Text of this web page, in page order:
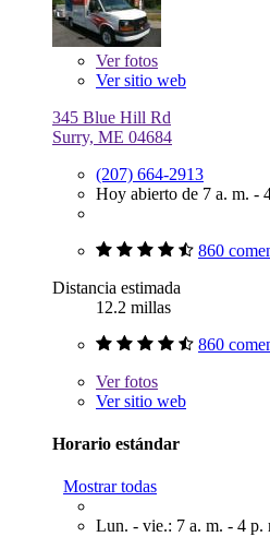
Verfotos
Ver sitio web
345 Blue Hill Rd
Surry, ME 04684
(207) 664-2913
Hoy abierto de 7 a. m. -
860
Distancia estimada
12.2 millas
860
Verfotos
Ver sitio web
Horario estándar
Mostrar todas
Lun. - vie.: 7 a. m. - 4 p.